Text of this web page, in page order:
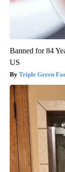
Banned for 84
US
Triple Green